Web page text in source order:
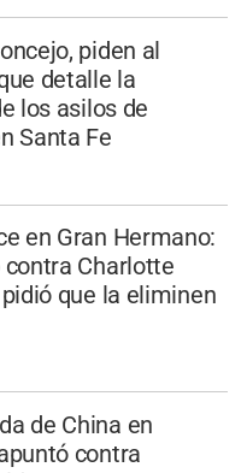
piden al
detalle la
los asilos de
Santa Fe
en Gran Hermano:
Charlotte
que la eliminen
de China en
contra